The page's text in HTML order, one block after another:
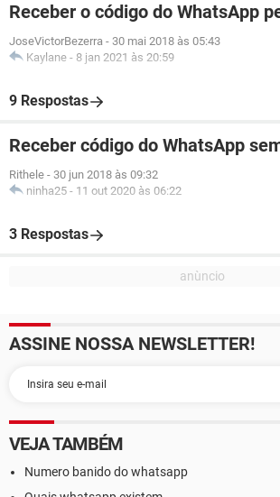
Receber o código do WhatsApp
JoseVictorBezerra - 30 mai 2018 às 05:43
Kaylane - 8 jan 2021 às 20:59
9 Respostas
Receber código do WhatsApp
Rithele - 30 jun 2018 às 09:32
ninha25 - 11 out 2020 às 06:22
3 Respostas
ASSINE NOSSA NEWSLETTER!
VEJA TAMBÉM
Numero banido do whatsapp